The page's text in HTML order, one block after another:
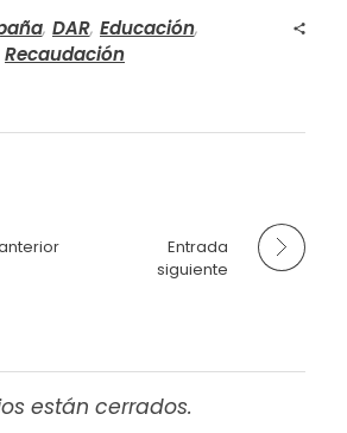
, DAR, Educación,
Recaudación
Entrada
siguiente
están cerrados.